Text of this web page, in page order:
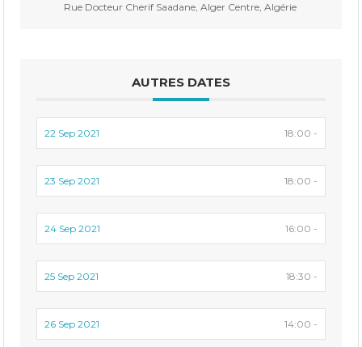
Rue Docteur Cherif Saadane, Alger Centre, Algérie
AUTRES DATES
22 Sep 2021 18:00 -
23 Sep 2021 18:00 -
24 Sep 2021 16:00 -
25 Sep 2021 18:30 -
26 Sep 2021 14:00 -